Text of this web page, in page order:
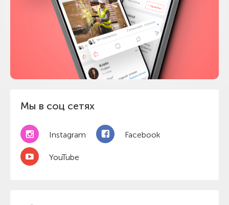
Мы в соц сетях
Instagram Facebook
YouTube